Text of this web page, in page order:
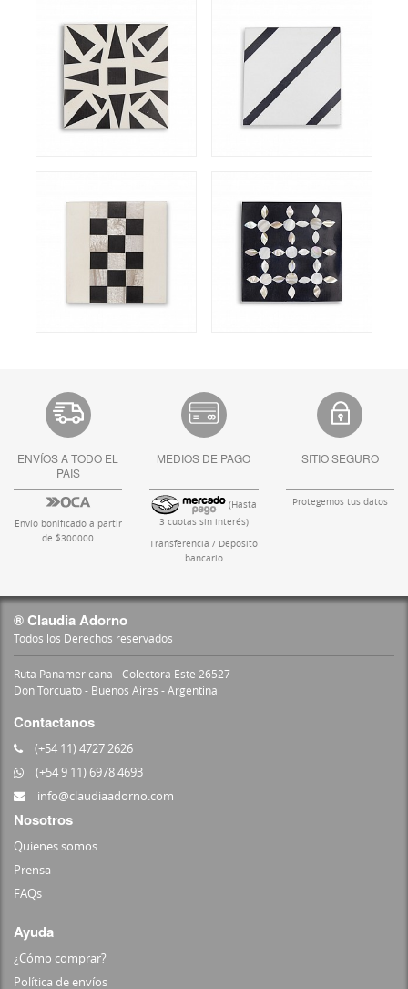
ENVÍOS A TODO EL
PAIS
Envío bonificado a partir
de $300000
MEDIOS DE PAGO
(Hasta
3 cuotas sin interés)
Transferencia / Deposito
bancario
SITIO SEGURO
Protegemos tus datos
® Claudia Adorno
Todos los Derechos reservados
Ruta Panamericana - Colectora Este 26527
Don Torcuato - Buenos Aires - Argentina
Contactanos
(+54 11) 4727 2626
(+54 9 11) 6978 4693
info@claudiaadorno.com
Nosotros
Quienes somos
Prensa
FAQs
Ayuda
¿Cómo comprar?
Política de envíos